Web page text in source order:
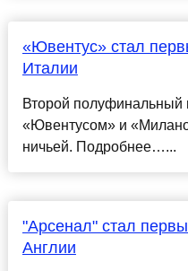
«Ювентус» стал
Италии
Второй полуфинальный
«Ювентусом» и
ничьей. Подробнее…...
"Арсенал" стал
Англии